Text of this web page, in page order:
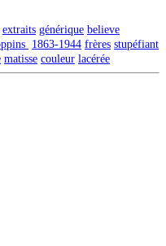
extraits générique believe
1863-1944 frères stupéfiant
matisse couleur lacérée